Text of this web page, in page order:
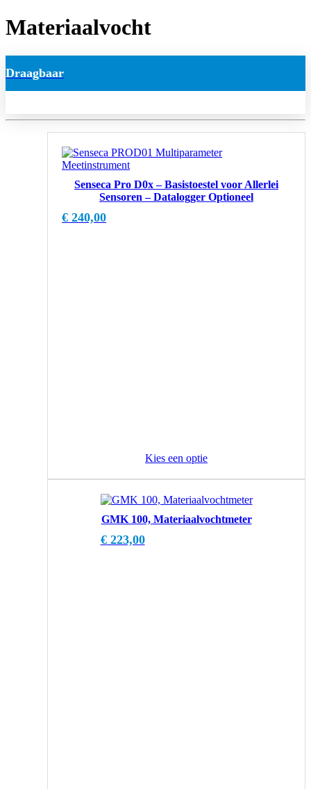
Materiaalvocht
Draagbaar
Senseca Pro D0x – Basistoestel voor Allerlei
Sensoren – Datalogger Optioneel
€ 240,00
Kies een optie
GMK 100, Materiaalvochtmeter
€223,00